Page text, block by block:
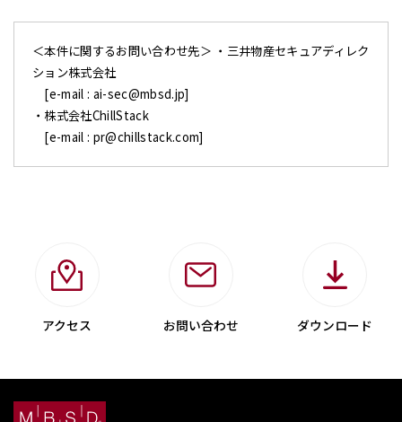
＜本件に関するお問い合わせ先＞ ・三井物産セキュアディレク
ション株式会社
[e-mail : ai-sec@mbsd.jp]
・株式会社ChillStack
[e-mail : pr@chillstack.com]
アクセス お問い合わせ ダウンロード